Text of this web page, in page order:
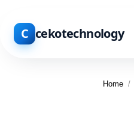
C cekotechnology
Home /